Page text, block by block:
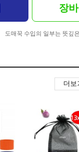
장
도매꾹 수입의 일부는 뜻깊
더보